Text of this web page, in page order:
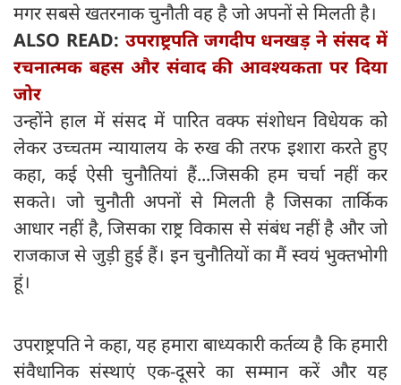
मगर सबसे खतरनाक चुनौती वह है जो अपनों से मिलती है।
ALSO READ: उपराष्ट्रपति जगदीप धनखड़ ने संसद में
रचनात्मक बहस और संवाद की आवश्यकता पर दिया
जोर
उन्होंने हाल में संसद में पारित वक्फ संशोधन विधेयक को
लेकर उच्चतम न्यायालय के रुख की तरफ इशारा करते हुए
कहा, कई ऐसी चुनौतियां हैं...जिसकी हम चर्चा नहीं कर
सकते। जो चुनौती अपनों से मिलती है जिसका तार्किक
आधार नहीं है, जिसका राष्ट्र विकास से संबंध नहीं है और जो
राजकाज से जुड़ी हुई हैं। इन चुनौतियों का मैं स्वयं भुक्तभोगी
हूं।
उपराष्ट्रपति ने कहा, यह हमारा बाध्यकारी कर्तव्य है कि हमारी
संवैधानिक संस्थाएं एक-दूसरे का सम्मान करें और यह